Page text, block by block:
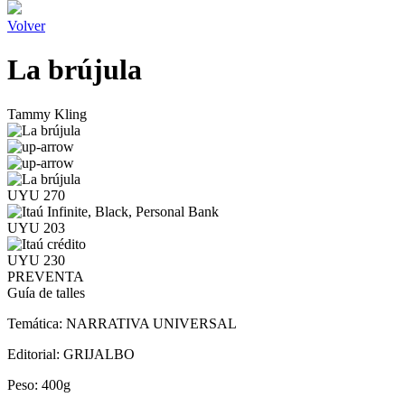
Volver
La brújula
Tammy Kling
UYU 270
UYU 203
UYU 230
PREVENTA
Guía de talles
Temática: NARRATIVA UNIVERSAL
Editorial: GRIJALBO
Peso: 400g